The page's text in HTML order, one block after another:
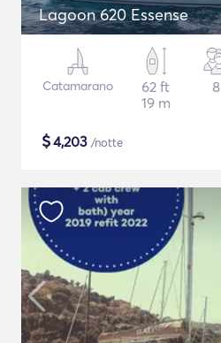
Lagoon 620 Essense
Catamarano
62 ft
19 m
8
$4,203 /notte